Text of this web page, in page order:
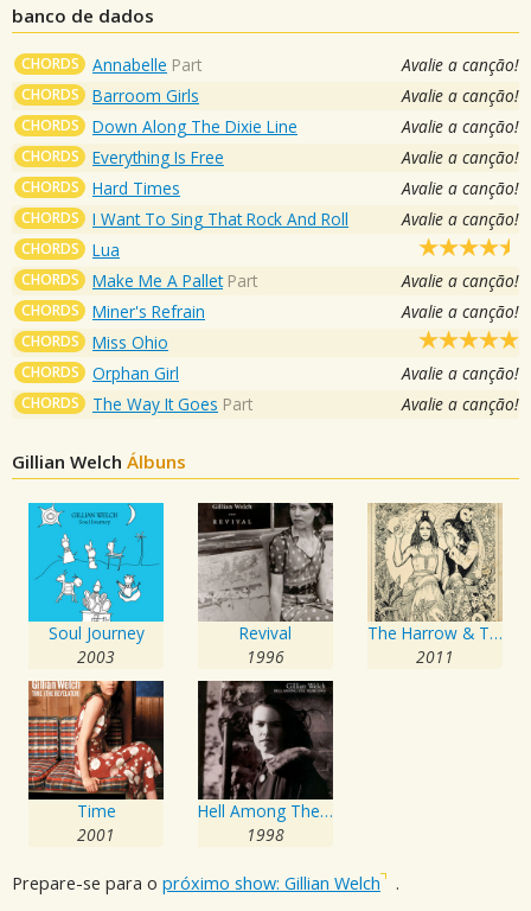
banco de dados
CHORDS Annabelle Part Avalie a canção!
CHORDS Barroom Girls Avalie a canção!
CHORDS Down Along The Dixie Line Avalie a canção!
CHORDS Everything Is Free Avalie a canção!
CHORDS Hard Times Avalie a canção!
CHORDS I Want To Sing That Rock And Roll Avalie a canção!
CHORDS Lua
CHORDS Make Me A Pallet Part Avalie a canção!
CHORDS Miner's Refrain Avalie a canção!
CHORDS Miss Ohio
CHORDS Orphan Girl Avalie a canção!
CHORDS The Way It Goes Part Avalie a canção!
Gillian Welch Álbuns
Soul Journey
2003
Revival
1996
The Harrow & The Harvest
2011
Time
2001
Hell Among The Yearlings
1998
Prepare-se para o próximo show: Gillian Welch .